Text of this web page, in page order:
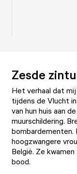
Zesde
Het verhaal dat
tijdens de Vlucht
van hun huis aan
muurschildering.
hoogzwangere
België. Ze
bood.